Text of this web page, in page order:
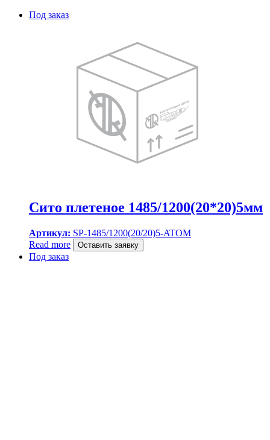
Под заказ
Сито плетеное 1485/1200(20*20)5мм
Артикул: SP-1485/1200(20/20)5-ATOM
Read more
Оставить заявку
Под заказ